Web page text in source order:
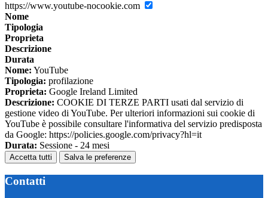
https://www.youtube-nocookie.com
Nome
Tipologia
Proprieta
Descrizione
Durata
Nome: YouTube
Tipologia: profilazione
Proprieta: Google Ireland Limited
Descrizione: COOKIE DI TERZE PARTI usati dal servizio di
gestione video di YouTube. Per ulteriori informazioni sui cookie di
YouTube è possibile consultare l'informativa del servizio predisposta
da Google: https://policies.google.com/privacy?hl=it
Durata: Sessione - 24 mesi
Accetta tutti Salva le preferenze
Contatti